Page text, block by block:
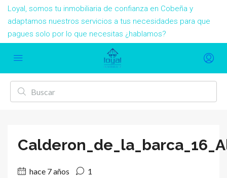
Loyal, somos tu inmobiliaria de confianza en Cobeña y
adaptamos nuestros servicios a tus necesidades para que
pagues solo por lo que necesitas ¿hablamos?
hace 7 años 1